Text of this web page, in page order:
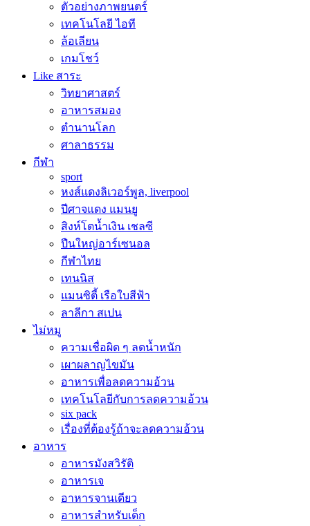
ตัวอย่างภาพยนตร์
เทคโนโลยี ไอที
ล้อเลียน
เกมโชว์
Like สาระ
วิทยาศาสตร์
อาหารสมอง
ตำนานโลก
ศาลาธรรม
กีฬา
sport
หงส์แดงลิเวอร์พูล, liverpool
ปีศาจแดง แมนยู
สิงห์โตน้ำเงิน เชลซี
ปืนใหญ่อาร์เซนอล
กีฬาไทย
เทนนิส
แมนซิตี้ เรือใบสีฟ้า
ลาลีกา สเปน
ไม่หมู
ความเชื่อผิด ๆ ลดน้ำหนัก
เผาผลาญไขมัน
อาหารเพื่อลดความอ้วน
เทคโนโลยีกับการลดความอ้วน
six pack
เรื่องที่ต้องรู้ถ้าจะลดความอ้วน
อาหาร
อาหารมังสวิรัติ
อาหารเจ
อาหารจานเดียว
อาหารสำหรับเด็ก